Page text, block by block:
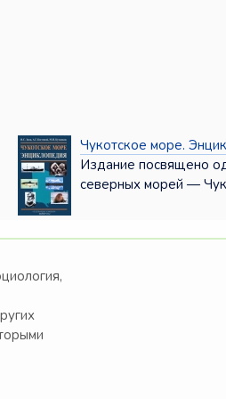
Чукотское море.
Издание посвящено
северных морей —